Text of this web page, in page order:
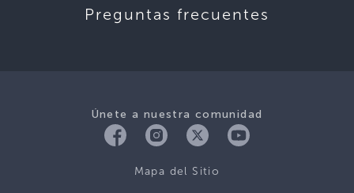
Preguntas frecuentes
Únete a nuestra comunidad
Mapa del Sitio